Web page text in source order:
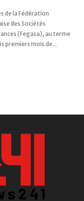
premiers mois de...